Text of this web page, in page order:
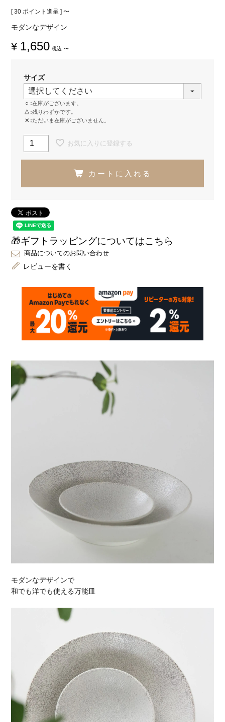
[ 30 ポイント進呈 ] 〜
モダンなデザイン
¥ 1,650 税込 〜
サイズ
○
在庫がございます。
△ 残りわずかです。
✕
ただいま在庫がございません。
お気に入りに登録する
カートに入れる
🎁ギフトラッピングについてはこちら
商品についてのお問い合わせ
レビューを書く
モダンなデザインで
和でも洋でも使える万能皿